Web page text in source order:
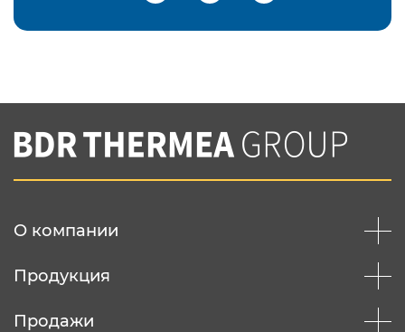
Подтвердить e-mail
Вы соглашаетесь с нашей политикой
конфеденциальности
О компании
Продукция
Продажи